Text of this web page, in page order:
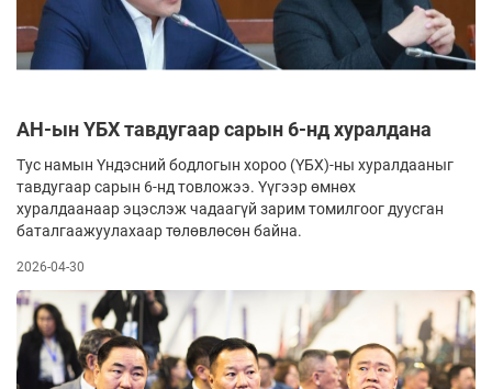
АН-ын ҮБХ тавдугаар сарын 6-нд хуралдана
Тус намын Үндэсний бодлогын хороо (ҮБХ)-ны хуралдааныг
тавдугаар сарын 6-нд товложээ. Үүгээр өмнөх
хуралдаанаар эцэслэж чадаагүй зарим томилгоог дуусган
баталгаажуулахаар төлөвлөсөн байна.
2026-04-30